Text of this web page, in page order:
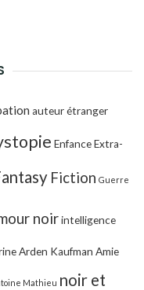
auteur étranger
EnfanceExtra-
Fiction Guerre
noirintelligence
Arden Kaufman Amie
Mathieu noir et